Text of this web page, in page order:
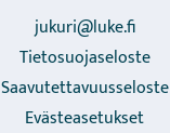
jukuri@luke.fi
Tietosuojaseloste
Saavutettavuusseloste
Evästeasetukset